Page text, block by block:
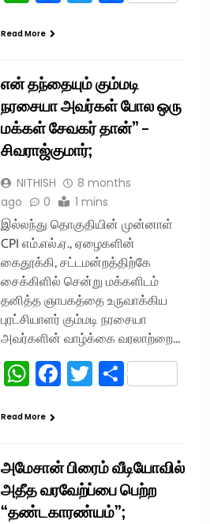
Read More
என் தந்தையும் கும்மடி
நரசையா அவர்கள் போல ஒரு
மக்கள் சேவகர் தான்” –
சிவராஜ்குமார்;
NITHISH
8 months
ago
0 1 mins
இல்லந்து தொகுதியின் முன்னாள்
CPI எம்.எல்.ஏ., ஏழைகளின்
கைதூக்கி, சட்டமன்றத்திற்கே
சைக்கிளில் சென்று மக்களிடம்
தனித்த ஞாபகத்தை உருவாக்கிய
புரட்சியாளர் கும்மடி நரசையா
அவர்களின் வாழ்க்கை வரலாற்றை…
WhatsApp
Facebook
TwitterShare
Read More
அமேசான் பிரைம் வீடியோவில்
அதீத வரவேற்ப்பை பெற்ற
“தண்டகாரண்யம்”;